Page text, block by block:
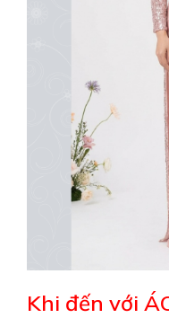
Khi đến với